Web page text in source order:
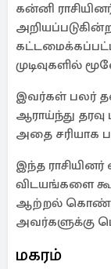
கன்னி
முடிவுகளில்
இவர்கள் பலர்
ஆராய்ந்து
அதை சரியாக
இந்த
விடயங்களை
ஆற்றல்
அவர்களுக்கு
மகரம்